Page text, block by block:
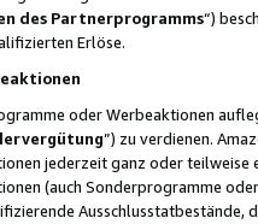
des Partnerprogramms“)
Erlöse.
oder Werbeaktionen
”) zu verdienen.
jederzeit ganz oder
(auch Sonderprogramme
Ausschlusstatbestände,